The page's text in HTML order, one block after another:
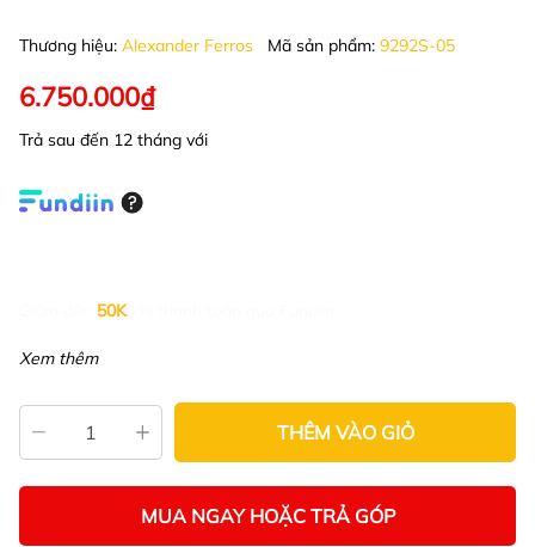
Thương hiệu: Alexander Ferros Mã sản phẩm: 9292S-05
6.750.000₫
Trả sau đến 12 tháng với
50K
Xem thêm
THÊM VÀO GIỎ
MUA NGAY HOẶC TRẢ GÓP